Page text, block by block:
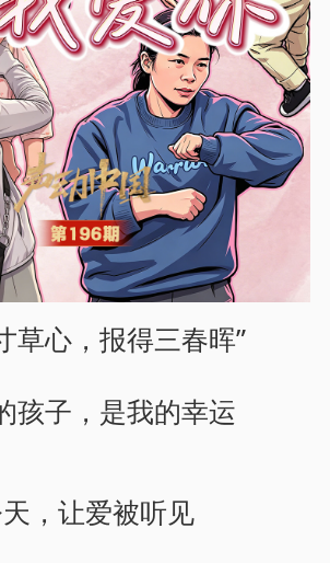
草心，报得三春晖”
孩子，是我的幸运
，让爱被听见